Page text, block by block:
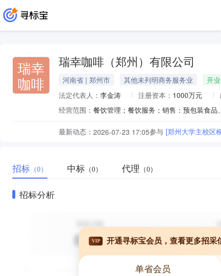
瑞幸
咖啡
瑞幸咖啡（郑州）有限公司
河南省 | 郑州市 其他未列明商务服务业
开业
法定代表人： 李金涛 注册资本： 1000万元
经营范围：
最新动态： 2026-07-23 17:05参与 [郑州大学主校区
招标 （0） 中标 （0） 代理 （0）
招标分析
VIP 开通寻标宝会员，查看更多招采
单省会员